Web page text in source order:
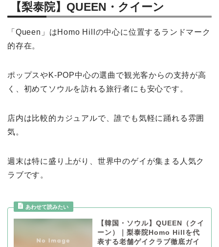
【梨泰院】QUEEN・クイーン
「Queen」はHomo Hillの中心に位置するランドマーク
的存在。
ポップスやK-POP中心の選曲で観光客からの支持が高
く、初めてソウルを訪れる旅行者にも安心です。
店内は比較的カジュアルで、誰でも気軽に踊れる雰囲
気。
週末は特に盛り上がり、世界中のゲイが集まる人気ク
ラブです。
【韓国・ソウル】QUEEN（クイ
ーン）｜梨泰院Homo Hillを代
表する老舗ゲイクラブ徹底ガイ